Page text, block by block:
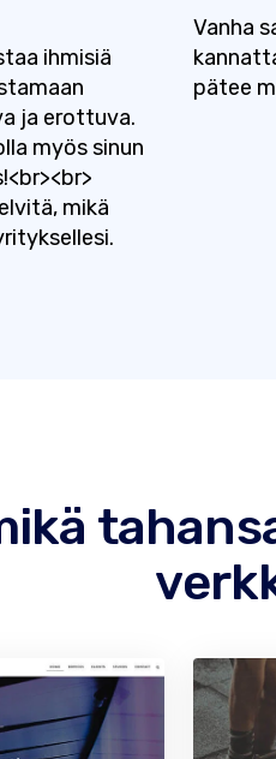
ihmisiä
ja erottuva.
myös sinun
mikä
Vanha
pätee